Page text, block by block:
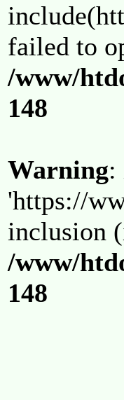
failed to
/www/
148
Warning:
'https://
inclusion
/www/
148